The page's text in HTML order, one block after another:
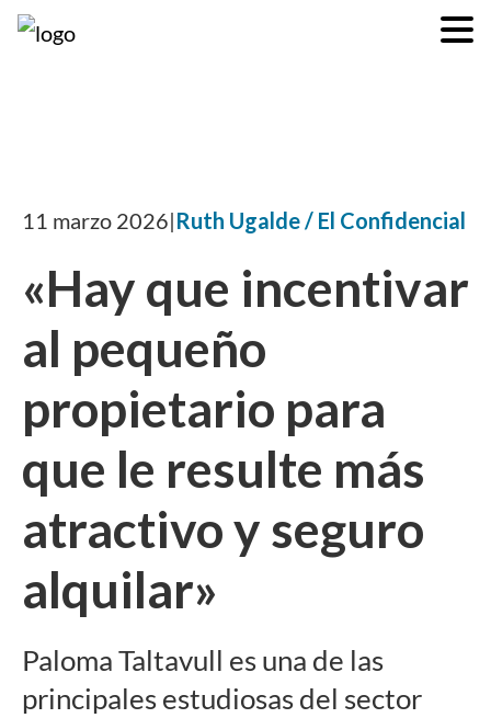
11 marzo 2026|Ruth Ugalde / El Confidencial
«Hay que incentivar
al pequeño
propietario para
que le resulte más
atractivo y seguro
alquilar»
Paloma Taltavull es una de las
principales estudiosas del sector